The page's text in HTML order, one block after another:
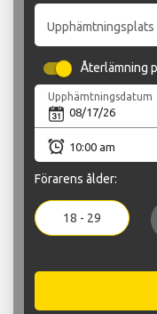
Upphämtningsplats
Återlämning
Upphämtningsdatum
Förarens ålder:
18 - 29